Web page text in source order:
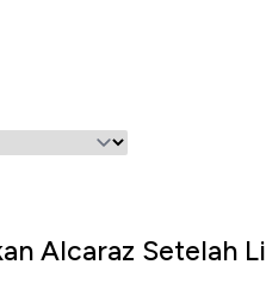
Alcaraz Setelah